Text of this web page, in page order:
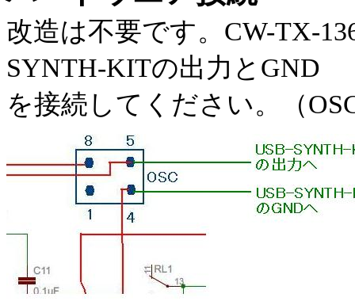
改造は不要です。CW-TX-
SYNTH-KITの出力とGND
を接続してください。（